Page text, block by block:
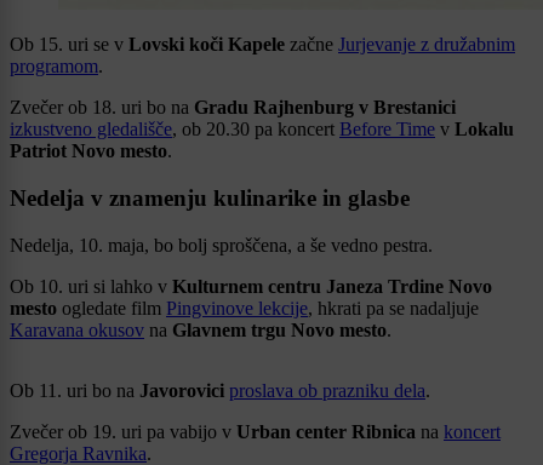
Ob 15. uri se v Lovski koči Kapele začne Jurjevanje z družabnim
programom.
Zvečer ob 18. uri bo na Gradu Rajhenburg v Brestanici
izkustveno gledališče, ob 20.30 pa koncert Before Time v Lokalu
Patriot Novo mesto.
Nedelja v znamenju kulinarike in glasbe
Nedelja, 10. maja, bo bolj sproščena, a še vedno pestra.
Ob 10. uri si lahko v Kulturnem centru Janeza Trdine Novo
mesto ogledate film Pingvinove lekcije, hkrati pa se nadaljuje
Karavana okusov na Glavnem trgu Novo mesto.
Ob 11. uri bo na Javorovici proslava ob prazniku dela.
Zvečer ob 19. uri pa vabijo v Urban center Ribnica na koncert
Gregorja Ravnika.